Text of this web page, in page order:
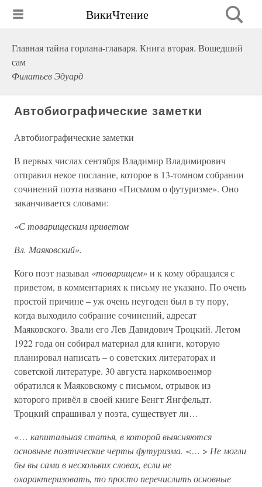
ВикиЧтение
Главная тайна горлана-главаря. Книга вторая. Вошедший
сам
Филатьев Эдуард
Автобиографические заметки
Автобиографические заметки
В первых числах сентября Владимир Владимирович
отправил некое послание, которое в 13-томном собрании
сочинений поэта названо «Письмом о футуризме». Оно
заканчивается словами:
«С товарищеским приветом
Вл. Маяковский».
Кого поэт называл «товарищем»и к кому обращался с
приветом, в комментариях к письму не указано. По очень
простой причине – уж очень неугоден был в ту пору,
когда выходило собрание сочинений, адресат
Маяковского. Звали его Лев Давидович Троцкий. Летом
1922 года он собирал материал для книги, которую
планировал написать – о советских литераторах и
советской литературе. 30 августа наркомвоенмор
обратился к Маяковскому с письмом, отрывок из
которого привёл в своей книге Бенгт Янгфельдт.
Троцкий спрашивал у поэта, существует ли…
«… капитальная статья, в которой выясняются
основные поэтические черты футуризма. <… > Не могли
бы вы сами в нескольких словах, если не
охарактеризовать, то просто перечислить основные